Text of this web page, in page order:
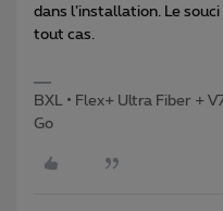
dans l’installation. Le
tout cas.
BXL • Flex+ Ultra Fiber +
Go